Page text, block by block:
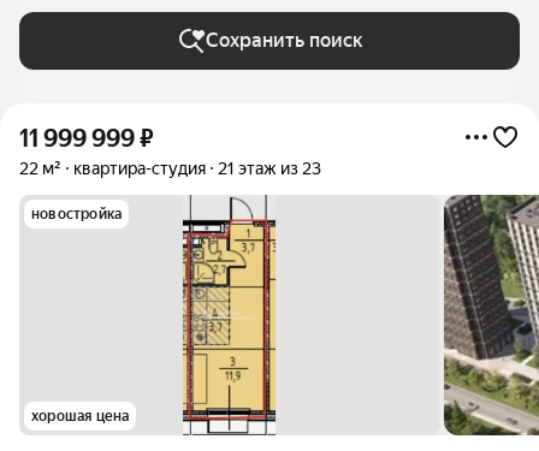
Сохранить поиск
11 999 999₽
22 м² квартира-студия 21 этаж из 23
новостройка
хорошая цена